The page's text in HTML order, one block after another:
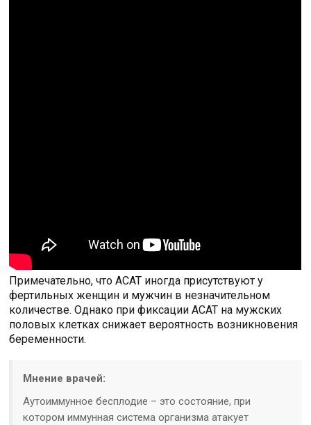
Примечательно, что АСАТ иногда присутствуют у
фертильных женщин и мужчин в незначительном
количестве. Однако при фиксации АСАТ на мужских
половых клетках снижает вероятность возникновения
беременности.
Мнение врачей:
Аутоиммунное бесплодие – это состояние, при
котором иммунная система организма атакует